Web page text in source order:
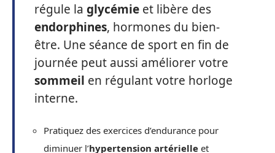
régule la glycémie et libère des
endorphines, hormones du bien-
être. Une séance de sport en fin de
journée peut aussi améliorer votre
sommeil en régulant votre horloge
interne.
Pratiquez des exercices d’endurance pour
diminuer l’hypertension artérielle et